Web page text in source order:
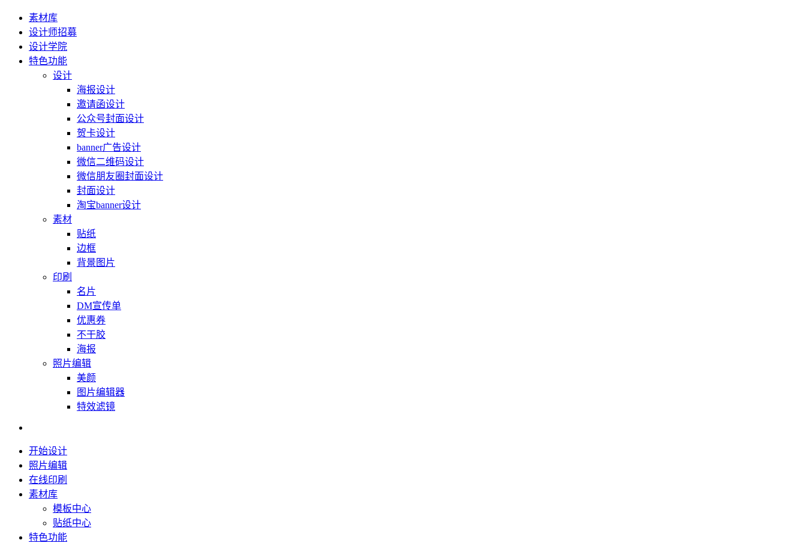
素材库
设计师招募
设计学院
特色功能
设计
海报设计
邀请函设计
公众号封面设计
贺卡设计
banner广告设计
微信二维码设计
微信朋友圈封面设计
封面设计
淘宝banner设计
素材
贴纸
边框
背景图片
印刷
名片
DM宣传单
优惠券
不干胶
海报
照片编辑
美颜
图片编辑器
特效滤镜
开始设计
照片编辑
在线印刷
素材库
模板中心
贴纸中心
特色功能